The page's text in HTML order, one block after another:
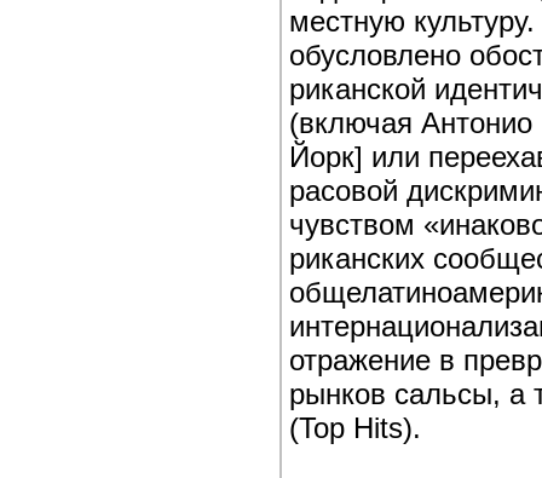
местную
обусловлено
риканской
(включая
Йорк] или
расовой
чувством
риканских
отражение в
рынков сальсы, а
(Top Hits).